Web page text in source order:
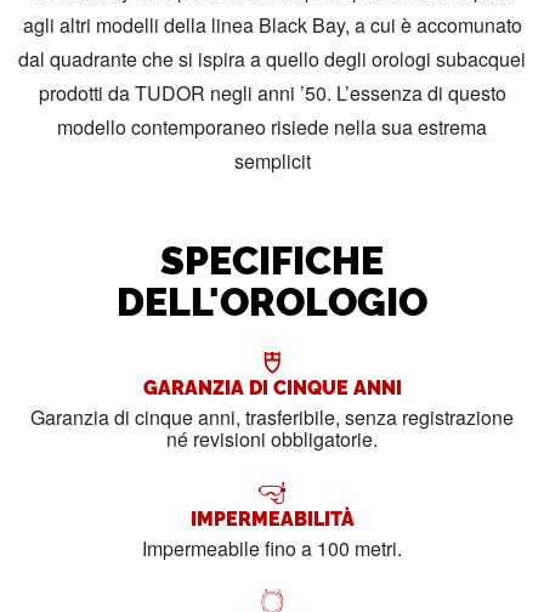
agli altri modelli della linea Black Bay, a cui è accomunato
dal quadrante che si ispira a quello degli orologi subacquei
prodotti da TUDOR negli anni ’50. L’essenza di questo
modello contemporaneo risiede nella sua estrema
semplicit
SPECIFICHE
DELL'OROLOGIO
GARANZIA DI CINQUE ANNI
Garanzia di cinque anni, trasferibile, senza registrazione
né revisioni obbligatorie.
IMPERMEABILITÀ
Impermeabile fino a 100 metri.